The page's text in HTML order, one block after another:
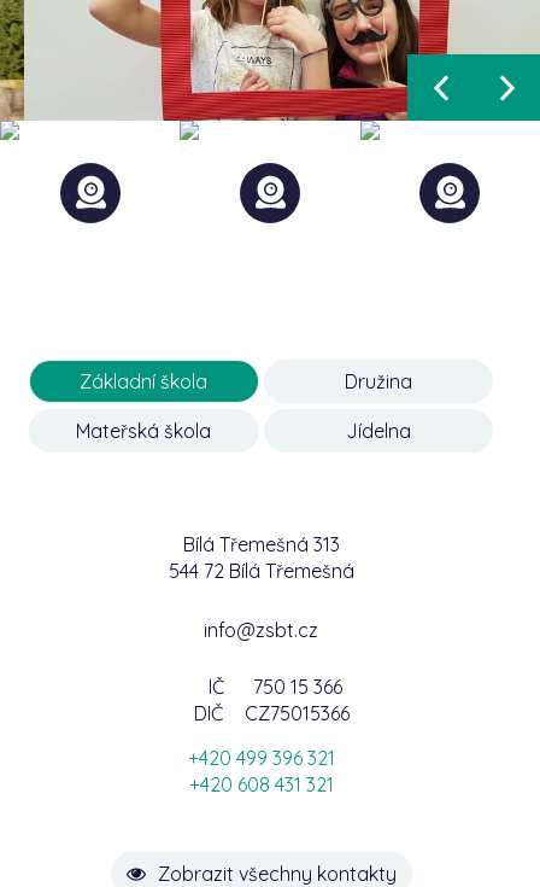
Základní škola Družina
Mateřská škola Jídelna
Bílá Třemešná 313
544 72 Bílá Třemešná
info@zsbt.cz
IČ
750 15 366
DIČ
CZ75015366
+420 499 396 321
+420 608 431 321
Zobrazit všechny kontakty